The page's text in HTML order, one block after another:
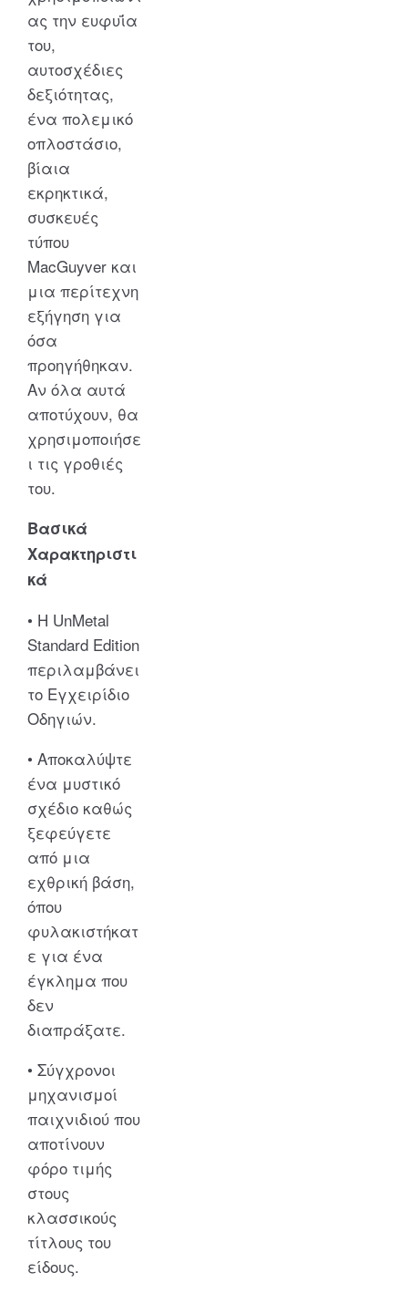
ας την ευφυΐα
του,
αυτοσχέδιες
δεξιότητας,
ένα πολεμικό
οπλοστάσιο,
βίαια
εκρηκτικά,
συσκευές
τύπου
MacGuyver και
μια περίτεχνη
εξήγηση για
όσα
προηγήθηκαν.
Αν όλα αυτά
αποτύχουν, θα
χρησιμοποιήσε
ι τις γροθιές
του.
Βασικά
Χαρακτηριστι
κά
• Η UnMetal
Standard Edition
περιλαμβάνει
το Εγχειρίδιο
Οδηγιών.
• Αποκαλύψτε
ένα μυστικό
σχέδιο καθώς
ξεφεύγετε
από μια
εχθρική βάση,
όπου
φυλακιστήκατ
ε για ένα
έγκλημα που
δεν
διαπράξατε.
• Σύγχρονοι
μηχανισμοί
παιχνιδιού που
αποτίνουν
φόρο τιμής
στους
κλασσικούς
τίτλους του
είδους.